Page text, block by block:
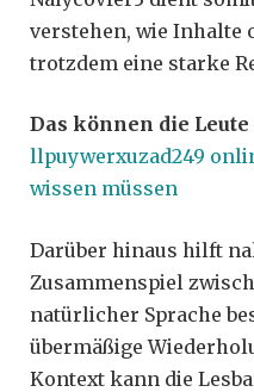
verstehen, wie Inhalte
trotzdem eine starke
Das können die
llpuywerxuzad249
wissen müssen
Darüber hinaus hilft
Zusammenspiel
natürlicher Sprache
übermäßige
Kontext kann die